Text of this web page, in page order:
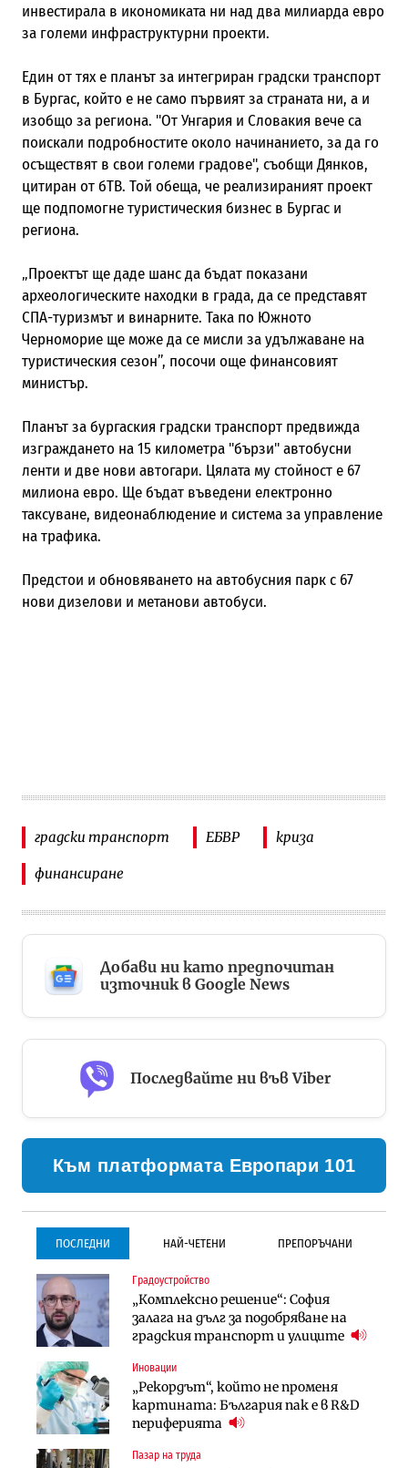
инвестирала в икономиката ни над два милиарда евро
за големи инфраструктурни проекти.
Един от тях е планът за интегриран градски транспорт
в Бургас, който е не само първият за страната ни, а и
изобщо за региона. "От Унгария и Словакия вече са
поискали подробностите около начинанието, за да го
осъществят в свои големи градове", съобщи Дянков,
цитиран от бТВ. Той обеща, че реализираният проект
ще подпомогне туристическия бизнес в Бургас и
региона.
„Проектът ще даде шанс да бъдат показани
археологическите находки в града, да се представят
СПА-туризмът и винарните. Така по Южното
Черноморие ще може да се мисли за удължаване на
туристическия сезон”, посочи още финансовият
министър.
Планът за бургаския градски транспорт предвижда
изграждането на 15 километра "бързи" автобусни
ленти и две нови автогари. Цялата му стойност е 67
милиона евро. Ще бъдат въведени електронно
таксуване, видеонаблюдение и система за управление
на трафика.
Предстои и обновяването на автобусния парк с 67
нови дизелови и метанови автобуси.
градски транспорт ЕБВР криза
финансиране
Добави ни като предпочитан
източник в Google News
Последвайте ни във Viber
Към платформата Европари 101
ПОСЛЕДНИ НАЙ-ЧЕТЕНИ ПРЕПОРЪЧАНИ
Градоустройство
„Комплексно решение“: София
залага на дълг за подобряване на
градския транспорт и улиците
Иновации
„Рекордът“, който не променя
картината: България пак е в R&D
периферията
Пазар на труда
Градоустройство
Столична община избра
изпълнител за преместването на
трамвайното трасе по бул.
Инфраструктура
Проектирането на тунела под
Петрохан ще върви паралелно с
Инфраструктура
Проектирането на тунела под
Петрохан ще върви паралелно с
екологичните оценки
Компании
„Хювефарма“ подписа договор за
придобиване на Euroapi Italy
Финанси